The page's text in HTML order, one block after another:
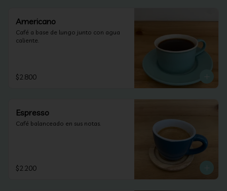
Americano
Café a base de lungo junto con agua
caliente.
$2.800
Espresso
Café balanceado en sus notas.
$2.200